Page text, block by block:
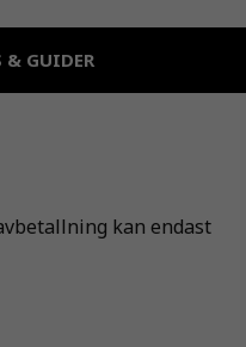
& GUIDER
kan endast